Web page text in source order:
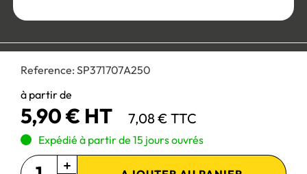
Reference: SP371707A250
à partir de
5,90 € HT 7,08 € TTC
Expédié à partir de 15 jours ouvrés
Personnaliser les cookies
Paiement 100% sécurisé :